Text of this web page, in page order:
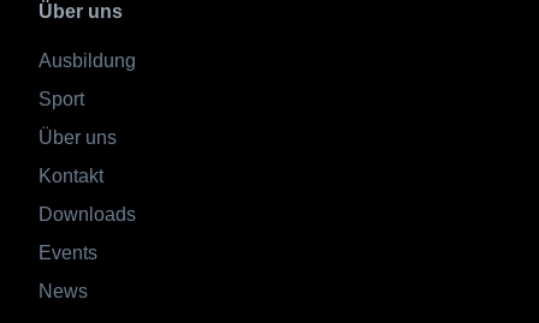
Über uns
Ausbildung
Sport
Über uns
Kontakt
Downloads
Events
News